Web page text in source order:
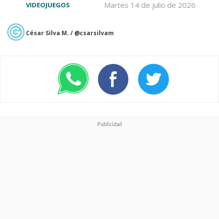
Martes 14 de julio de 2026
VIDEOJUEGOS
César Silva M. / @csarsilvam